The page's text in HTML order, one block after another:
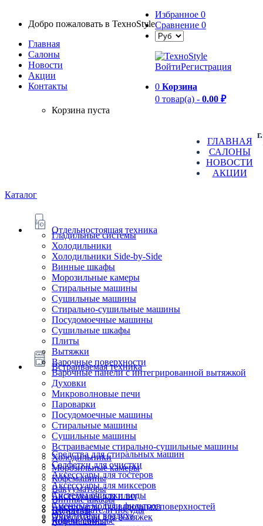
Добро пожаловать в TexноStyle
Главная
Салоны
Новости
Aкции
Контакты
Избранное 0
Сравнение 0
ВойтиРегистрация
0 Корзина
0 товар(а) - 0.00 ₽
Корзина пуста
ГЛАВНАЯ
САЛОНЫ
НОВОСТИ
АКЦИИ
Каталог
Отдельностоящая техника
Гладильные системы
Холодильники
Холодильники Side-by-Side
Винные шкафы
Морозильные камеры
Стиральные машины
Сушильные машины
Стирально-сушильные машины
Посудомоечные машины
Сушильные шкафы
Плиты
Встраиваемая техника
Вытяжки
Варочные поверхности
Варочные панели с интегрированной вытяжкой
Духовки
Микроволновые печи
Пароварки
Посудомоечные машины
Стиральные машины
Сушильные машины
Встраиваемые стирально-сушильные машины
Холодильники
Морозильные камеры
Кофемашины
Вакууматоры
Винные шкафы
Подогреватели посуды
Ящики сомелье
Блендеры
Кофемашины
Очистители воздуха
Системы очистки воды
Сменные модули фильтров
Аксессуары для тостеров
Аксессуары для миксеров
Аксессуары для плит
Аксессуары для варочных поверхностей
Аксессуары для вытяжек
Средства для стиральных машин
Салфетки для очистки